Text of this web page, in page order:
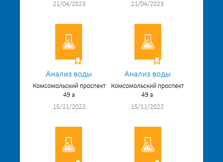
21/04/2023
21/04/2023
Анализ воды
Комсомольский проспект
49 а
15/11/2022
Анализ воды
Комсомольский проспект
49 а
15/11/2022